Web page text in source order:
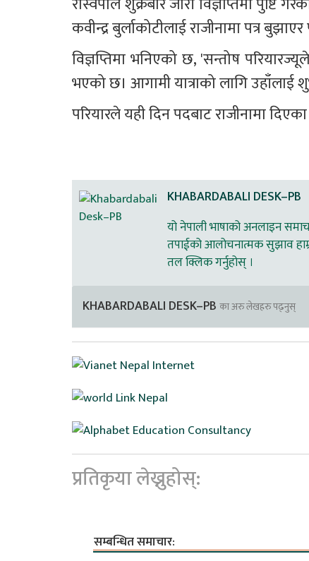
कवीन्द्र बुर्लाकोटीलाई राजीनामा पत्र
विज्ञप्तिमा भनिएको छ, 'सन्तोष
भएको छ। आगामी यात्राको लागि उहाँलाई
परियारले यही दिन पदबाट राजीनामा
KHABARDABALI DESK–PB
यो नेपाली भाषाको अनलाइन
तपाईको आलोचनात्मक सुझाव
तल क्लिक गर्नुहोस् ।
KHABARDABALI DESK–PB का अरु लेखहरु पढ्नुस्
प्रतिकृया लेख्नुहोस्:
सम्बन्धित समाचार: